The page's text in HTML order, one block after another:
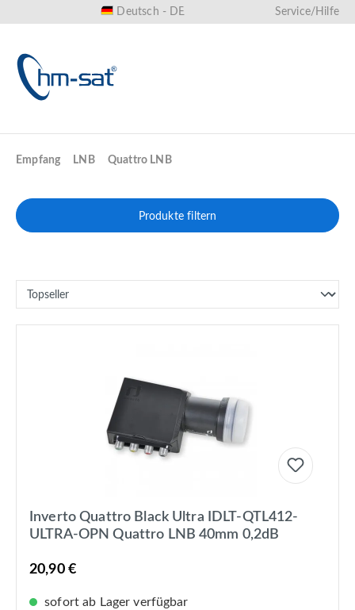
Deutsch - DE Service/Hilfe
Empfang LNB Quattro LNB
Produkte filtern
Inverto Quattro Black Ultra IDLT-QTL412-
ULTRA-OPN Quattro LNB 40mm 0,2dB
20,90 €
sofort ab Lager verfügbar